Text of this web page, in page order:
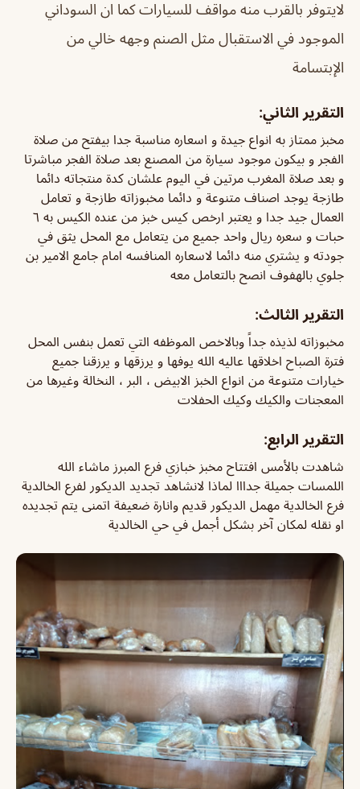
لايتوفر بالقرب منه مواقف للسيارات كما ان السوداني
الموجود في الاستقبال مثل الصنم وجهه خالي من
الإبتسامة
التقرير الثاني:
مخبز ممتاز به انواع جيدة و اسعاره مناسبة جدا بيفتح من صلاة
الفجر و بيكون موجود سيارة من المصنع بعد صلاة الفجر مباشرتا
و بعد صلاة المغرب مرتين في اليوم علشان كدة منتجاته دائما
طازجة يوجد اصناف متنوعة و دائما مخبوزاته طازجة و تعامل
العمال جيد جدا و يعتبر ارخص كيس خبز من عنده الكيس به ٦
حبات و سعره ريال واحد جميع من يتعامل مع المحل يثق في
جودته و يشتري منه دائما لاسعاره المنافسه امام جامع الامير بن
جلوي بالهفوف انصح بالتعامل معه
التقرير الثالث:
مخبوزاته لذيذه جداً وبالاخص الموظفه التي تعمل بنفس المحل
فترة الصباح اخلاقها عاليه الله يوفها و يرزقها و يرزقنا جميع
خيارات متنوعة من انواع الخبز الابيض ، البر ، النخالة وغيرها من
المعجنات والكيك وكيك الحفلات
التقرير الرابع:
شاهدت بالأمس افتتاح مخبز خبازي فرع المبرز ماشاء الله
اللمسات جميلة جدااا لماذا لانشاهد تجديد الديكور لفرع الخالدية
فرع الخالدية مهمل الديكور قديم وانارة ضعيفة اتمنى يتم تجديده
او نقله لمكان آخر بشكل أجمل في حي الخالدية